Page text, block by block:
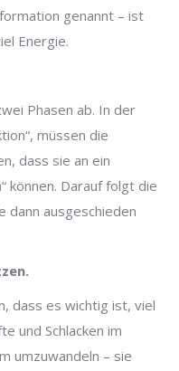
genannt – ist
Energie.
Phasen ab. In der
müssen die
dass sie an ein
können. Darauf folgt die
dann ausgeschieden
dass es wichtig ist, viel
und Schlacken im
umzuwandeln – sie